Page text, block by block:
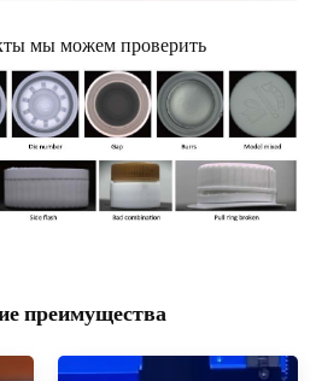
мы можем проверить
преимущества